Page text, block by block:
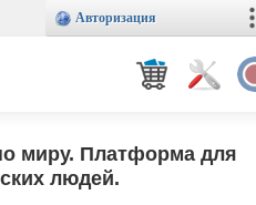
Авторизация
миру. Платформа для
людей.